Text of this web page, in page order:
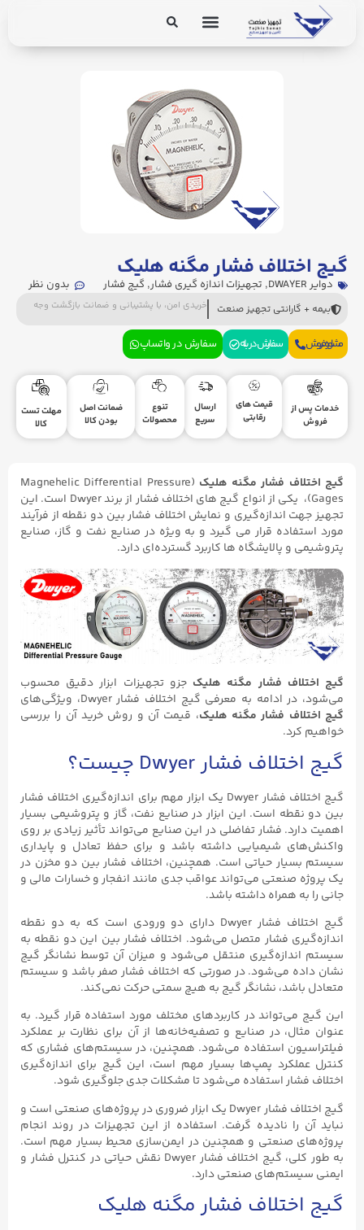
گیج اختلاف فشار مگنه هلیک
دوایر DWAYER , تجهیزات اندازه گیری فشار, گیج فشار بدون نظر
بیمه + گارانتی تجهیز صنعت خریدی امن، با پشتیبانی و ضمانت بازگشت وجه
مشاوره فروش سفارش در بله سفارش در واتساپ
خدمات پس از
فروش
قیمت های
رقابتی
ارسال
سریع
تنوع
محصولات
ضمانت اصل
بودن کالا
مهلت تست
کالا
گیج اختلاف فشار مگنه هلیک (Magnehelic Differential Pressure
Gages)، یکی از انواع گیج‌ های اختلاف فشار از برند Dwyer است. این
تجهیز جهت اندازه‌گیری و نمایش اختلاف فشار بین دو نقطه از فرآیند
مورد استفاده قرار می گیرد و به ویژه در صنایع نفت و گاز، صنایع
پتروشیمی و پالایشگاه‌ ها کاربرد گسترده‌ای دارد.
گیج اختلاف فشار مگنه هلیک جزو تجهیزات ابزار دقیق محسوب
می‌شود، در ادامه به معرفی گیج اختلاف فشار Dwyer، ویژگی‌های
گیج اختلاف فشار مگنه هلیک، قیمت آن و روش خرید آن را بررسی
خواهیم کرد.
گیج اختلاف فشار Dwyer چیست؟
گیج اختلاف فشار Dwyer یک ابزار مهم برای اندازه‌گیری اختلاف فشار
بین دو نقطه است. این ابزار در صنایع نفت، گاز و پتروشیمی بسیار
اهمیت دارد. فشار تفاضلی در این صنایع می‌تواند تأثیر زیادی بر روی
واکنش‌های شیمیایی داشته باشد و برای حفظ تعادل و پایداری
سیستم بسیار حیاتی است. همچنین، اختلاف فشار بین دو مخزن در
یک پروژه صنعتی می‌تواند عواقب جدی مانند انفجار و خسارات مالی و
جانی را به همراه داشته باشد.
گیج اختلاف فشار Dwyer دارای دو ورودی است که به دو نقطه
اندازه‌گیری فشار متصل می‌شود. اختلاف فشار بین این دو نقطه به
سیستم اندازه‌گیری منتقل می‌شود و میزان آن توسط نشانگر گیج
نشان داده می‌شود. در صورتی که اختلاف فشار صفر باشد و سیستم
متعادل باشد، نشانگر گیج به هیچ سمتی حرکت نمی‌کند.
این گیج می‌تواند در کاربردهای مختلف مورد استفاده قرار گیرد. به
عنوان مثال، در صنایع و تصفیه‌خانه‌ها از آن برای نظارت بر عملکرد
فیلتراسیون استفاده می‌شود. همچنین، در سیستم‌های فشاری که
کنترل عملکرد پمپ‌ها بسیار مهم است، این گیج برای اندازه‌گیری
اختلاف فشار استفاده می‌شود تا مشکلات جدی جلوگیری شود.
گیج اختلاف فشار Dwyer یک ابزار ضروری در پروژه‌های صنعتی است و
نباید آن را نادیده گرفت. استفاده از این تجهیزات در روند انجام
پروژه‌های صنعتی و همچنین در ایمن‌سازی محیط بسیار مهم است.
به طور کلی، گیج اختلاف فشار Dwyer نقش حیاتی در کنترل فشار و
ایمنی سیستم‌های صنعتی دارد.
گیج اختلاف فشار مگنه هلیک